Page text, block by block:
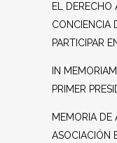
EL DERECHO
CONCIENCIA
PARTICIPAR
IN
PRIMER
MEMORIA DE
ASOCIACIÓN